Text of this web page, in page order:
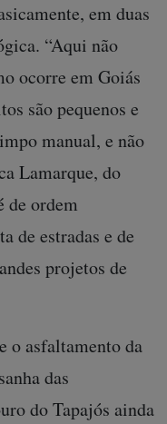
em duas
“Aqui não
ocorre em Goiás
são pequenos e
manual, e não
Lamarque, do
de ordem
de estradas e de
projetos de
o asfaltamento da
das
do Tapajós ainda